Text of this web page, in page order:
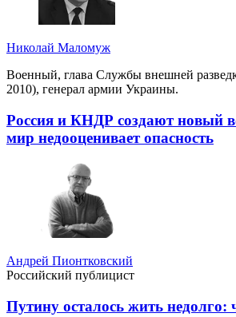
Николай Маломуж
Военный, глава Службы внешней
2010), генерал армии Украины.
Россия и КНДР создают новый
мир недооценивает опасность
Андрей Пионтковский
Российский публицист
Путину осталось жить недолго: